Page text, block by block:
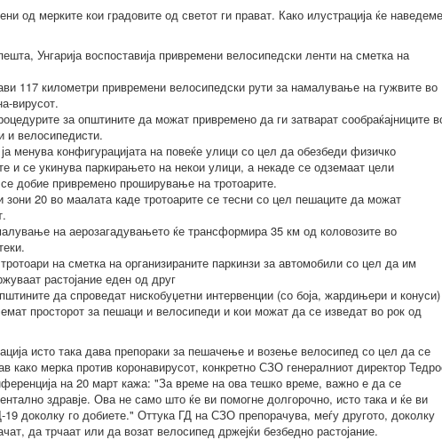
од мерките кои градовите од светот ги прават. Како илустрација ќе наведеме
Унгарија воспоставија привремени велосипедски ленти на сметка на
117 километри привремени велосипедски рути за намалување на гужвите во
вирусот.
за општините да можат привремено да ги затварат сообраќајниците
и велосипедисти.
менува конфигурацијата на повеќе улици со цел да обезбеди физичко
и се укинува паркирањето на некои улици, а некаде се одземаат цели
добие привремено проширување на тротоарите.
зони 20 во маалата каде тротоарите се тесни со цел пешаците да можат
на аерозагадувањето ќе трансформира 35 км од коловозите во
на сметка на организираните паркинзи за автомобили со цел да им
растојание еден од друг
да спроведат нискобуџетни интервенции (со боја, жардињери и конуси)
просторот за пешаци и велосипеди и кои можат да се изведат во рок од
исто така дава препораки за пешачење и возење велосипед со цел да се
како мерка против коронавирусот, конкретно СЗО генералниот директор
на 20 март кажа: "За време на ова тешко време, важно е да се
здравје. Ова не само што ќе ви помогне долгорочно, исто така и ќе ви
доколку го добиете." Оттука ГД на СЗО препорачува, меѓу другото, доколку
да трчаат или да возат велосипед држејќи безбедно растојание.